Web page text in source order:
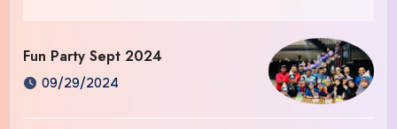
Fun Party Sept 2024
09/29/2024